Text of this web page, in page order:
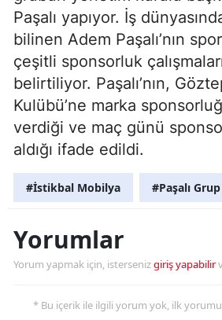
Paşalı yapıyor. İş
bilinen Adem Paşalı’nın
çeşitli sponsorluk
belirtiliyor. Paşalı’nın,
Kulübü’ne marka
verdiği ve maç günü
aldığı ifade edildi.
#İstikbal Mobilya #Paşalı Grup
Yorumlar
Yorum yapmak için, istersenizgiriş yapabilir
* Bu içerik ile ilgili yorum yok, ilk yorumu